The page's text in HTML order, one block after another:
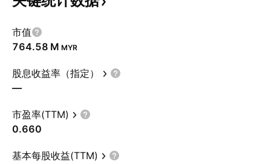
市值
‪764.58 M‬ MYR
股息收益率（指定）
—
市盈率(TTM)
0.660
基本每股收益(TTM)